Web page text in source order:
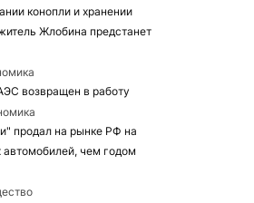
конопли и хранении
Жлобина предстанет
возвращен в работу
продал на рынке РФ на
чем годом